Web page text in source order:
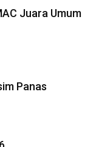
Juara Umum
Panas